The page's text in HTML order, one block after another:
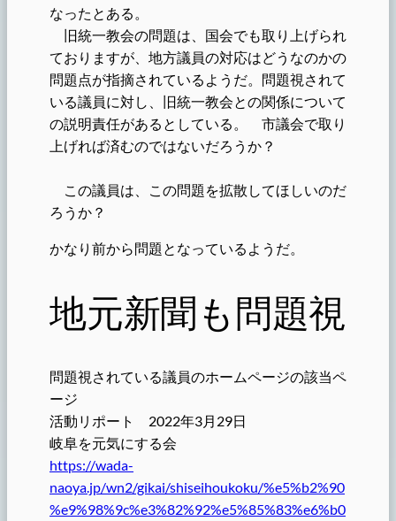
なったとある。
旧統一教会の問題は、国会でも取り上げられ
ておりますが、地方議員の対応はどうなのかの
問題点が指摘されているようだ。 問題視されて
いる議員に対し、旧統一教会との関係について
の説明責任があるとしている。
市議会で取り
上げれば済むのではないだろうか？
この議員は、この問題を拡散してほしいのだ
ろうか？
かなり前から問題となっているようだ。
地元新聞も問題視
問題視されている議員のホームページの該当ペ
ージ
活動リポート 2022年3月29日
岐阜を元気にする会
https://wada-
naoya.jp/wn2/gikai/shiseihoukoku/%e5%b2%90
%e9%98%9c%e3%82%92%e5%85%83%e6%b0